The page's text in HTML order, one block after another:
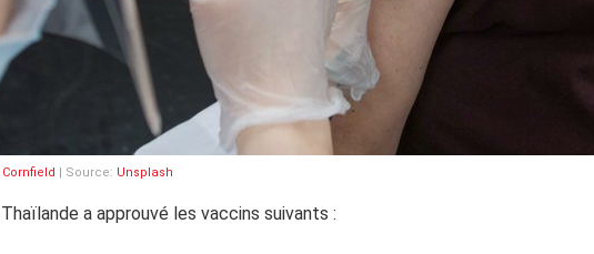
| Source: Unsplash
a approuvé les vaccins suivants :